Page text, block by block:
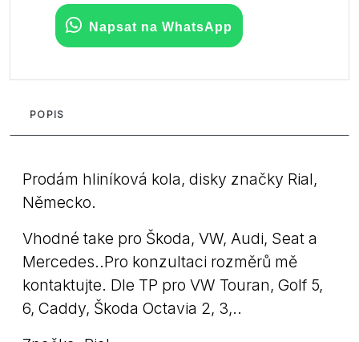
Napsat na WhatsApp
POPIS
Prodám hliníková kola, disky značky Rial,
Německo.
Vhodné take pro Škoda, VW, Audi, Seat a
Mercedes..Pro konzultaci rozměrů mě
kontaktujte. Dle TP pro VW Touran, Golf 5,
6, Caddy, Škoda Octavia 2, 3,..